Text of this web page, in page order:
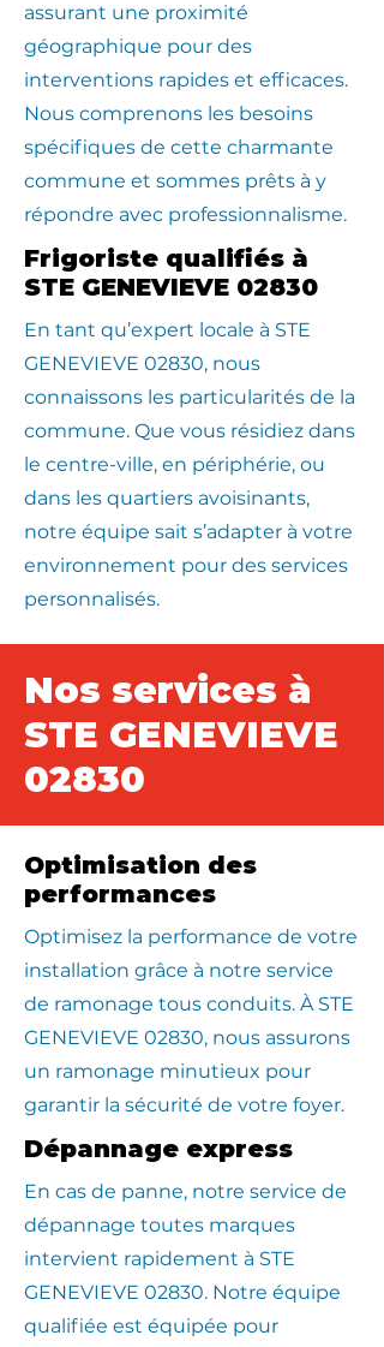
assurant une proximité
géographique pour des
interventions rapides et efficaces.
Nous comprenons les besoins
spécifiques de cette charmante
commune et sommes prêts à y
répondre avec professionnalisme.
Frigoriste qualifiés à
STE GENEVIEVE 02830
En tant qu’expert locale à STE
GENEVIEVE 02830, nous
connaissons les particularités de la
commune. Que vous résidiez dans
le centre-ville, en périphérie, ou
dans les quartiers avoisinants,
notre équipe sait s’adapter à votre
environnement pour des services
personnalisés.
Nos services à
STE GENEVIEVE
02830
Optimisation des
performances
Optimisez la performance de votre
installation grâce à notre service
de ramonage tous conduits. À STE
GENEVIEVE 02830, nous assurons
un ramonage minutieux pour
garantir la sécurité de votre foyer.
Dépannage express
En cas de panne, notre service de
dépannage toutes marques
intervient rapidement à STE
GENEVIEVE 02830. Notre équipe
qualifiée est équipée pour